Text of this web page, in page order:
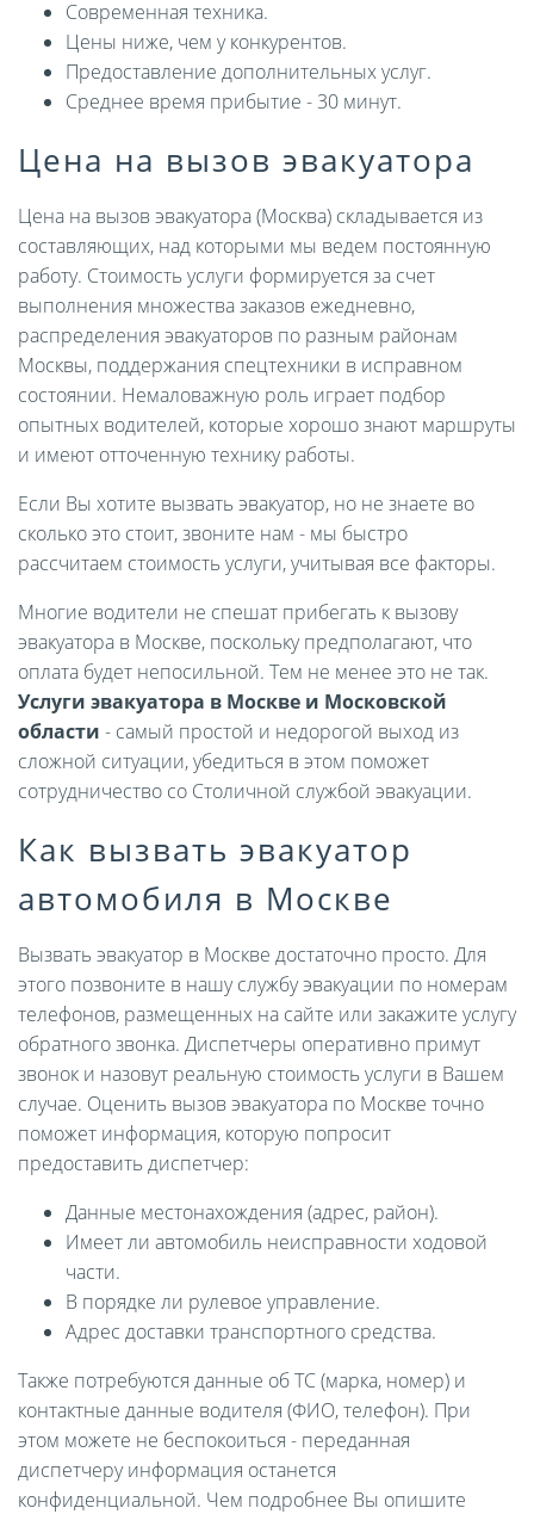
Современная техника.
Цены ниже, чем у конкурентов.
Предоставление дополнительных услуг.
Среднее время прибытие - 30 минут.
Цена на вызов эвакуатора
Цена на вызов эвакуатора (Москва) складывается из
составляющих, над которыми мы ведем постоянную
работу. Стоимость услуги формируется за счет
выполнения множества заказов ежедневно,
распределения эвакуаторов по разным районам
Москвы, поддержания спецтехники в исправном
состоянии. Немаловажную роль играет подбор
опытных водителей, которые хорошо знают маршруты
и имеют отточенную технику работы.
Если Вы хотите вызвать эвакуатор, но не знаете во
сколько это стоит, звоните нам - мы быстро
рассчитаем стоимость услуги, учитывая все факторы.
Многие водители не спешат прибегать к вызову
эвакуатора в Москве, поскольку предполагают, что
оплата будет непосильной. Тем не менее это не так.
Услуги эвакуатора в Москве и Московской
области - самый простой и недорогой выход из
сложной ситуации, убедиться в этом поможет
сотрудничество со Столичной службой эвакуации.
Как вызвать эвакуатор
автомобиля в Москве
Вызвать эвакуатор в Москве достаточно просто. Для
этого позвоните в нашу службу эвакуации по номерам
телефонов, размещенных на сайте или закажите услугу
обратного звонка. Диспетчеры оперативно примут
звонок и назовут реальную стоимость услуги в Вашем
случае. Оценить вызов эвакуатора по Москве точно
поможет информация, которую попросит
предоставить диспетчер:
Данные местонахождения (адрес, район).
Имеет ли автомобиль неисправности ходовой
части.
В порядке ли рулевое управление.
Адрес доставки транспортного средства.
Также потребуются данные об ТС (марка, номер) и
контактные данные водителя (ФИО, телефон). При
этом можете не беспокоиться - переданная
диспетчеру информация останется
конфиденциальной. Чем подробнее Вы опишите